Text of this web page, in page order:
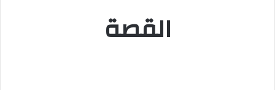
القصة